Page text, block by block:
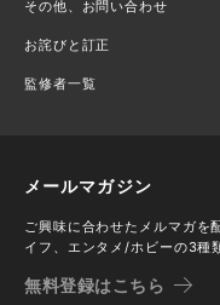
その他、お問い合わせ
お詫びと訂正
監修者一覧
メールマガジン
ご興味に合わせたメルマガを
イフ、エンタメ/ホビーの3種
無料登録はこちら